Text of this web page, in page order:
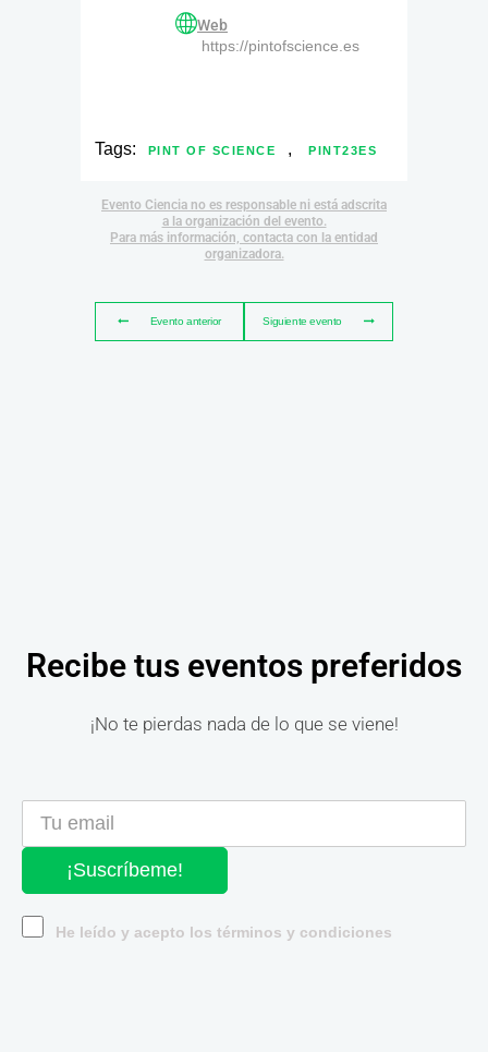
Web
https://pintofscience.es
Tags: PINT OF SCIENCE , PINT23ES
Evento Ciencia no es responsable ni está adscrita
a la organización del evento.
Para más información, contacta con la entidad
organizadora.
Evento anterior Siguiente evento
Recibe tus eventos preferidos
¡No te pierdas nada de lo que se viene!
¡Suscríbeme!
He leído y acepto los términos y condiciones